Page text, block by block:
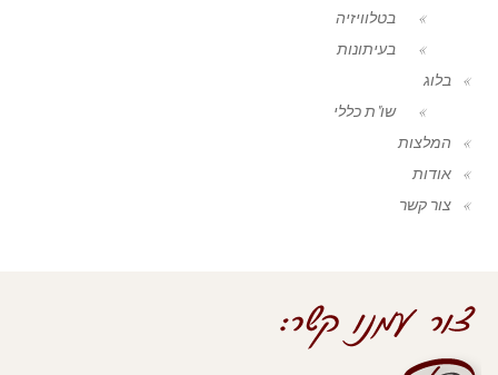
בטלוויזיה
בעיתונות
בלוג
שו"ת כללי
המלצות
אודות
צור קשר